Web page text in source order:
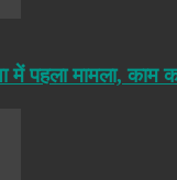
में पहला मामला, काम